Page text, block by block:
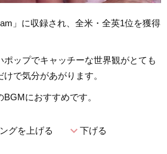
」に収録され、全米・全英1位を獲得
ップでキャッチーな世界観がとても
で気分があがります。
におすすめです。
グを上げる expand_more下げる